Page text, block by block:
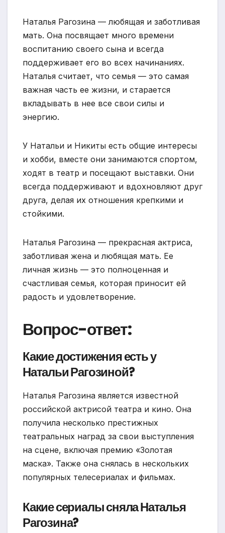
Наталья Рагозина — любящая и заботливая
мать. Она посвящает много времени
воспитанию своего сына и всегда
поддерживает его во всех начинаниях.
Наталья считает, что семья — это самая
важная часть ее жизни, и старается
вкладывать в нее все свои силы и
энергию.
У Натальи и Никиты есть общие интересы
и хобби, вместе они занимаются спортом,
ходят в театр и посещают выставки. Они
всегда поддерживают и вдохновляют друг
друга, делая их отношения крепкими и
стойкими.
Наталья Рагозина — прекрасная актриса,
заботливая жена и любящая мать. Ее
личная жизнь — это полноценная и
счастливая семья, которая приносит ей
радость и удовлетворение.
Вопрос-ответ:
Какие достижения есть у
Натальи Рагозиной?
Наталья Рагозина является известной
российской актрисой театра и кино. Она
получила несколько престижных
театральных наград за свои выступления
на сцене, включая премию «Золотая
маска». Также она снялась в нескольких
популярных телесериалах и фильмах.
Какие сериалы сняла Наталья
Рагозина?